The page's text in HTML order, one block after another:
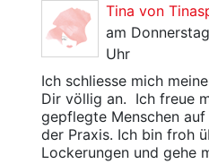
Tina von
am
Uhr
Ich schliesse mich
Dir völlig an. Ich freue
gepflegte Menschen
der Praxis. Ich bin froh
Lockerungen und gehe